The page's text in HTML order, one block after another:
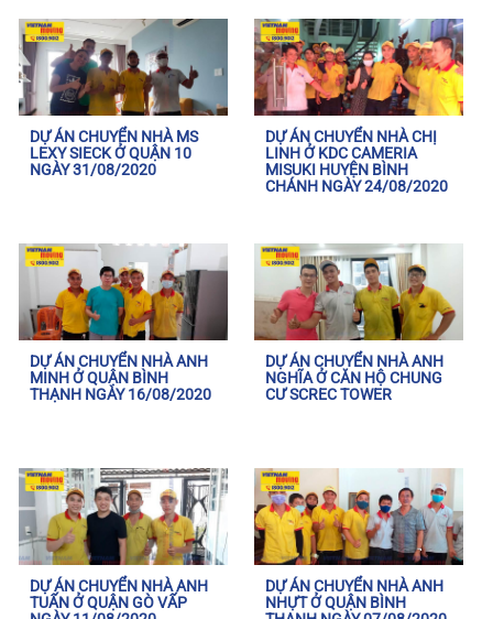
DỰ ÁN CHUYỂN NHÀ MS
LEXY SIECK Ở QUẬN 10
NGÀY 31/08/2020
DỰ ÁN CHUYỂN NHÀ CHỊ
LINH Ở KDC CAMERIA
MISUKI HUYỆN BÌNH
CHÁNH NGÀY 24/08/2020
DỰ ÁN CHUYỂN NHÀ ANH
MINH Ở QUẬN BÌNH
THẠNH NGÀY 16/08/2020
DỰ ÁN CHUYỂN NHÀ ANH
NGHĨA Ở CĂN HỘ CHUNG
CƯ SCREC TOWER
DỰ ÁN CHUYỂN NHÀ ANH
TUẤN Ở QUẬN GÒ VẤP
DỰ ÁN CHUYỂN NHÀ ANH
NHỰT Ở QUẬN BÌNH